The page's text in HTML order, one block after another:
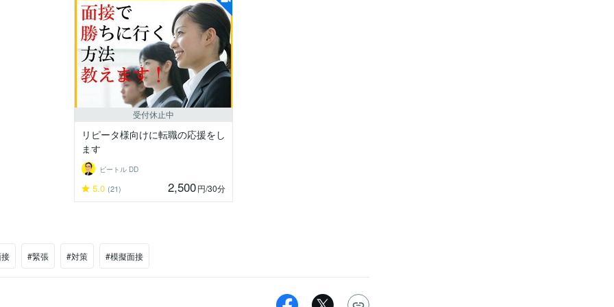
受付休止中
リピータ様向けに転職の応援をし
ます
ビートル DD
5.0 (21) 2,500円/30分
#緊張 #対策 #模擬面接